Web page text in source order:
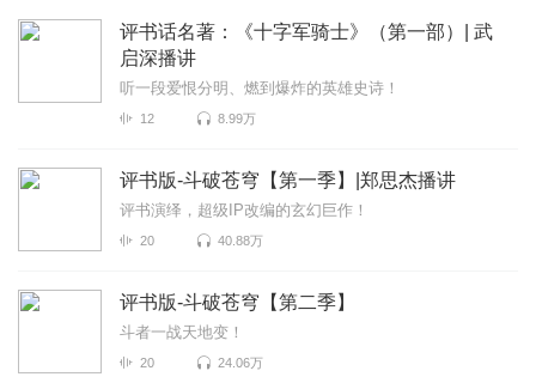
评书话名著：《十字军骑士》（第一部）| 武
启深播讲
听一段爱恨分明、燃到爆炸的英雄史诗！
12 8.99万
评书版-斗破苍穹【第一季】|郑思杰播讲
评书演绎，超级IP改编的玄幻巨作！
20 40.88万
评书版-斗破苍穹【第二季】
斗者一战天地变！
20 24.06万